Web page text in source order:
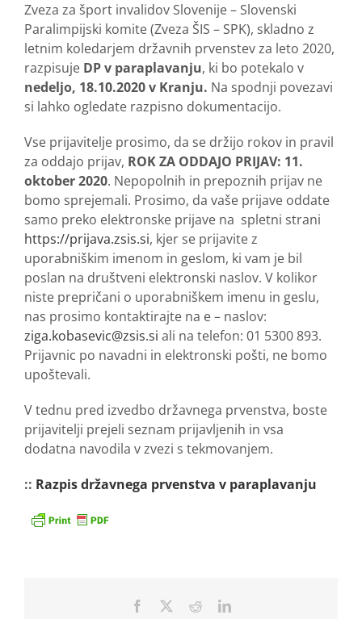
Zveza za šport invalidov Slovenije – Slovenski
Paralimpijski komite (Zveza ŠIS – SPK), skladno z
letnim koledarjem državnih prvenstev za leto 2020,
razpisuje DP v paraplavanju, ki bo potekalo v
nedeljo, 18.10.2020 v Kranju. Na spodnji povezavi
si lahko ogledate razpisno dokumentacijo.
Vse prijavitelje prosimo, da se držijo rokov in pravil
za oddajo prijav, ROK ZA ODDAJO PRIJAV: 11.
oktober 2020. Nepopolnih in prepoznih prijav ne
bomo sprejemali. Prosimo, da vaše prijave oddate
samo preko elektronske prijave na spletni strani
https://prijava.zsis.si, kjer se prijavite z
uporabniškim imenom in geslom, ki vam je bil
poslan na društveni elektronski naslov. V kolikor
niste prepričani o uporabniškem imenu in geslu,
nas prosimo kontaktirajte na e – naslov:
ziga.kobasevic@zsis.si ali na telefon: 01 5300 893.
Prijavnic po navadni in elektronski pošti, ne bomo
upoštevali.
V tednu pred izvedbo državnega prvenstva, boste
prijavitelji prejeli seznam prijavljenih in vsa
dodatna navodila v zvezi s tekmovanjem.
:: Razpis državnega prvenstva v paraplavanju
Facebook RedditLinkedIn